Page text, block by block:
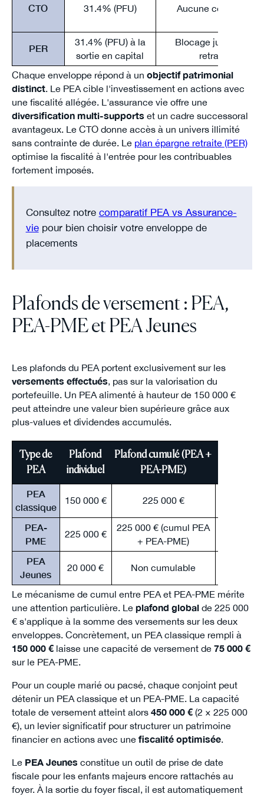
CTO 31.4% (PFU) Aucune condition
PER
31.4% (PFU) à la
sortie en capital
Blocage jusqu'à la
retraite
Chaque enveloppe répond à un objectif patrimonial
distinct. Le PEA cible l'investissement en actions avec
une fiscalité allégée. L'assurance vie offre une
diversification multi-supports et un cadre successoral
avantageux. Le CTO donne accès à un univers illimité
sans contrainte de durée. Le plan épargne retraite (PER)
optimise la fiscalité à l'entrée pour les contribuables
fortement imposés.
Consultez notre comparatif PEA vs Assurance-
viepour bien choisir votre enveloppe de
placements
Plafonds de versement : PEA,
PEA-PME et PEA Jeunes
Les plafonds du PEA portent exclusivement sur les
versements effectués, pas sur la valorisation du
portefeuille. Un PEA alimenté à hauteur de 150 000 €
peut atteindre une valeur bien supérieure grâce aux
plus-values et dividendes accumulés.
Type de
PEA
Plafond
individuel
Plafond cumulé (PEA +
PEA-PME)
PEA
classique
150 000 € 225 000 €
PEA-
PME
225 000 €
225 000 € (cumul PEA
+ PEA-PME)
PEA
Jeunes
20 000 € Non cumulable
Le mécanisme de cumul entre PEA et PEA-PME mérite
une attention particulière. Le plafond globalde 225 000
€ s'applique à la somme des versements sur les deux
enveloppes. Concrètement, un PEA classique rempli à
150 000 €laisse une capacité de versement de 75 000 €
sur le PEA-PME.
Pour un couple marié ou pacsé, chaque conjoint peut
détenir un PEA classique et un PEA-PME. La capacité
totale de versement atteint alors 450 000 €(2 × 225 000
€), un levier significatif pour structurer un patrimoine
financier en actions avec une fiscalité optimisée.
Le PEA Jeunes constitue un outil de prise de date
fiscale pour les enfants majeurs encore rattachés au
foyer. À la sortie du foyer fiscal, il est automatiquement